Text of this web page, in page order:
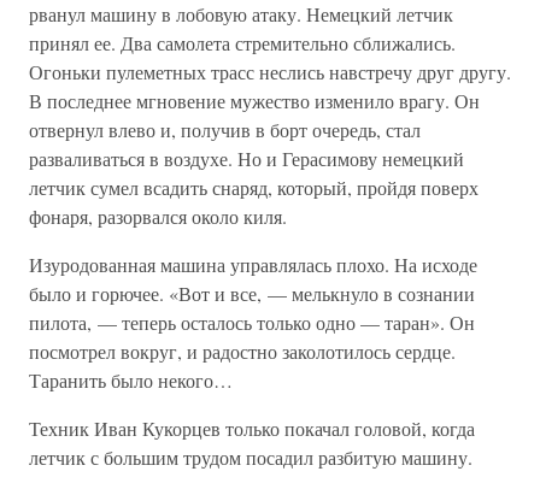
рванул машину в лобовую атаку. Немецкий летчик
принял ее. Два самолета стремительно сближались.
Огоньки пулеметных трасс неслись навстречу друг другу.
В последнее мгновение мужество изменило врагу. Он
отвернул влево и, получив в борт очередь, стал
разваливаться в воздухе. Но и Герасимову немецкий
летчик сумел всадить снаряд, который, пройдя поверх
фонаря, разорвался около киля.
Изуродованная машина управлялась плохо. На исходе
было и горючее. «Вот и все, — мелькнуло в сознании
пилота, — теперь осталось только одно — таран». Он
посмотрел вокруг, и радостно заколотилось сердце.
Таранить было некого…
Техник Иван Кукорцев только покачал головой, когда
летчик с большим трудом посадил разбитую машину.